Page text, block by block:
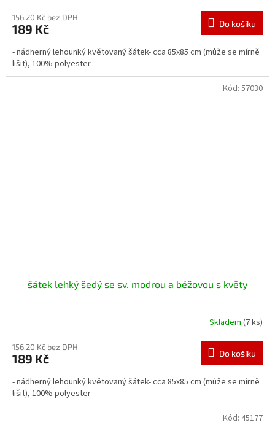
156,20 Kč bez DPH
189 Kč Do košíku
- nádherný lehounký květovaný šátek- cca 85x85 cm (může se mírně
lišit), 100% polyester
šátek lehký šedý se sv. modrou a béžovou s květy
Skladem (7 ks)
156,20 Kč bez DPH
189 Kč Do košíku
- nádherný lehounký květovaný šátek- cca 85x85 cm (může se mírně
lišit), 100% polyester
Kód: 57030
Kód: 45177